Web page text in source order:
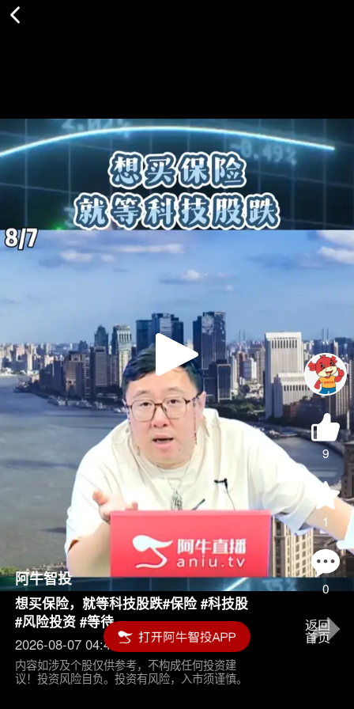
Play
Video
9
1
0
阿牛智投
想买保险，就等科技股跌#保险 #科技股
#风险投资 #等待
2026-08-07 04:45
内容如涉及个股仅供参考，不构成任何投资建
议！投资风险自负。投资有风险，入市须谨慎。